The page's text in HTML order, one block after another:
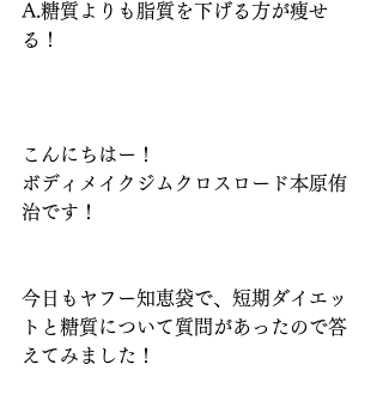
A.糖質よりも脂質を下げる方が痩せ
る！
こんにちはー！
ボディメイクジムクロスロード本原侑
治です！
今日もヤフー知恵袋で、短期ダイエッ
トと糖質について質問があったので答
えてみました！